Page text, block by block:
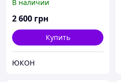
(узкая,широкая, прямая,
косая; перфорация)
В наличии
2 600 грн
Купить
ЮКОН